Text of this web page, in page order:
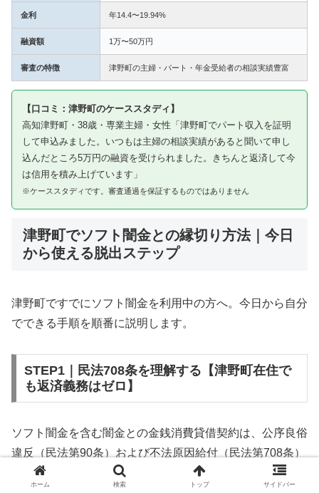
金利 年14.4〜19.94%
融資額 1万〜50万円
審査の特徴 津野町の主婦・パート・年金受給者の相談実績豊富
【口コミ：津野町のケーススタディ】
高知津野町・38歳・専業主婦・女性「津野町でパート収入を証明
して申込みました。いつもは主婦の相談実績があると聞いて申し
込んだところ5万円の融資を受けられました。きちんと返済して今
は信用を積み上げています」
※ケーススタディです。審査通過を保証するものではありません
津野町でソフト闇金との縁切り方法｜今日
から使える脱出ステップ
津野町ですでにソフト闇金を利用中の方へ。今日から自分
でできる手順を順番に説明します。
STEP1｜民法708条を理解する【津野町在住で
も返済義務はゼロ】
ソフト闇金を含む闇金との金銭消費貸借契約は、公序良俗
違反（民法第90条）および不法原因給付（民法第708条）
に該当するため、法的には無効です。津野町在住であって
ホーム 検索 トップ サイドバー